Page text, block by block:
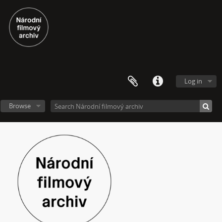
Log in
Browse
[Subseries] Rituální vražda pitomého úsměvu
[Subseries] Malinko nakouknout
[Subseries] Prut
[Subseries] Už šedesát let je mi třicet
[Subseries] Za umělce roku jsem zvolila sebe
[Subseries] Zurich
[Subseries] Rozhovor se Sylvií Plath
[Subseries] Jdi pryč. Vrať se
[Subseries] Krabicování
[Subseries] Měření
[Subseries] Sáčkování
[Subseries] Úkryt
[Subseries] Up!